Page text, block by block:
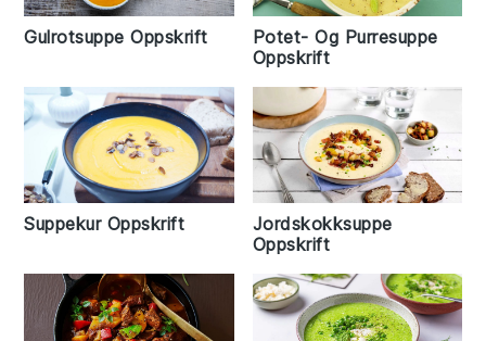
Gulrotsuppe Oppskrift
Potet- Og Purresuppe
Oppskrift
Suppekur Oppskrift
Jordskokksuppe
Oppskrift